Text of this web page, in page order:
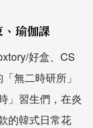
瑜伽課
好盒、CS
無二時研所」
」習生們，在炎
的韓式日常花